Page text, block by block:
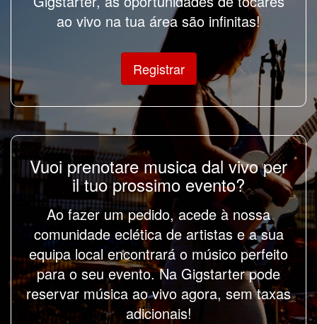
ao vivo na tua área são infinitas!
Registrar
Vuoi prenotare musica dal vivo per
il tuo prossimo evento?
Ao fazer um pedido, acede à nossa
comunidade eclética de artistas e a sua
equipa local encontrará o músico perfeito
para o seu evento. Na Gigstarter pode
reservar música ao vivo agora, sem taxas
adicionais!